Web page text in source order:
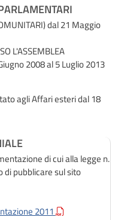
dal 21 Maggio
L'ASSEMBLEA
2008 al 5 Luglio 2013
agli Affari esteridal 18
di cui alla legge n.
di pubblicare sul sito
2011